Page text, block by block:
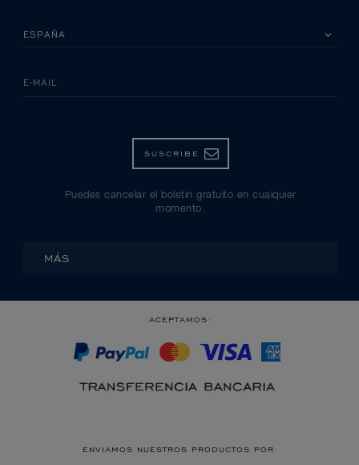
POR FAVOR, SELECCIONA TU PAÍS
E-MAIL
SUSCRIBE
Puedes cancelar el boletín gratuito en cualquier
momento.
MÁS
ACEPTAMOS:
ENVIAMOS NUESTROS PRODUCTOS POR: